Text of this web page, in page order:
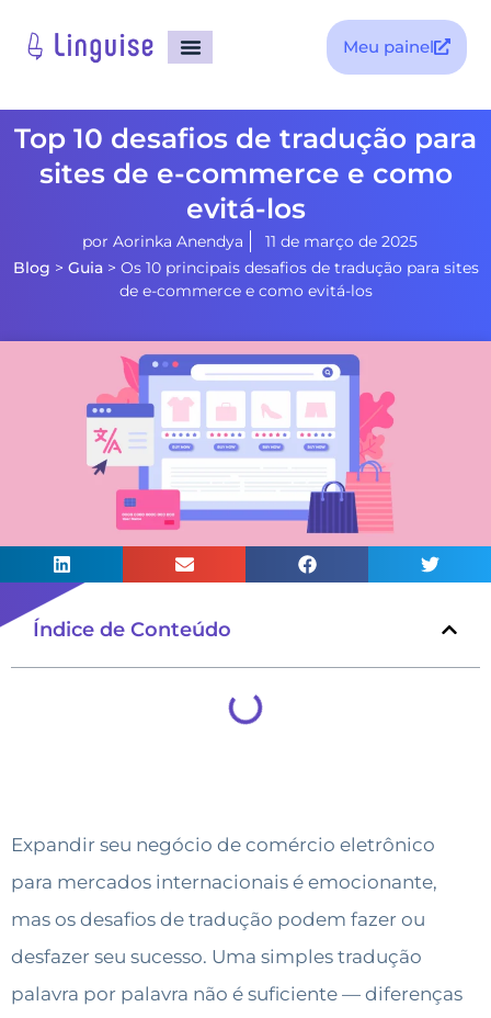
Meu painel
Top 10 desafios de tradução para
sites de e-commerce e como
evitá-los
por Aorinka Anendya
11 de março de 2025
Blog > Guia> Os 10 principais desafios de tradução para sites
de e-commerce e como evitá-los
Índice de Conteúdo
Expandir seu negócio de comércio eletrônico
para mercados internacionais é emocionante,
mas os desafios de tradução podem fazer ou
desfazer seu sucesso. Uma simples tradução
palavra por palavra não é suficiente — diferenças